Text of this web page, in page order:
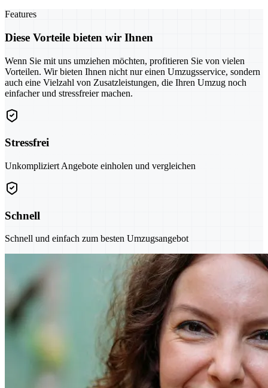
Features
Diese Vorteile bieten wir Ihnen
Wenn Sie mit uns umziehen möchten, profitieren Sie von vielen
Vorteilen. Wir bieten Ihnen nicht nur einen Umzugsservice, sondern
auch eine Vielzahl von Zusatzleistungen, die Ihren Umzug noch
einfacher und stressfreier machen.
Stressfrei
Unkompliziert Angebote einholen und vergleichen
Schnell
Schnell und einfach zum besten Umzugsangebot